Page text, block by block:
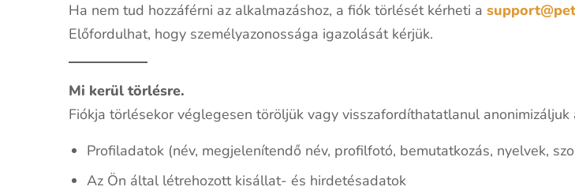
Ha nem tud hozzáférni az alkalmazáshoz, a fiók törlését kérheti a
Előfordulhat, hogy személyazonossága igazolását kérjük.
Mi kerül törlésre.
Fiókja törlésekor véglegesen töröljük vagy visszafordíthatatlanul
Profiladatok (név, megjelenítendő név, profilfotó, bemutatkozás, nyelvek,
Az Ön által létrehozott kisállat- és hirdetésadatok